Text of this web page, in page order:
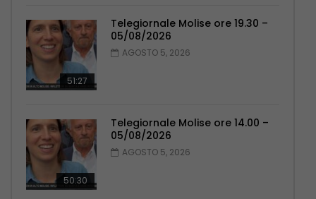
51:27
Telegiornale Molise ore 19.30 –
05/08/2026
AGOSTO 5, 2026
50:30
Telegiornale Molise ore 14.00 –
05/08/2026
AGOSTO 5, 2026